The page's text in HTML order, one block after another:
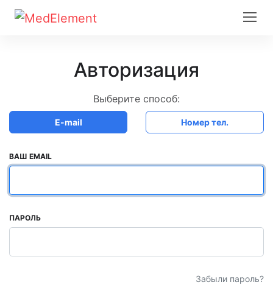
Авторизация
Выберите способ:
E-mail Номер тел.
ВАШ EMAIL
ПАРОЛЬ
Забыли пароль?